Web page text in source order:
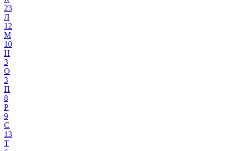
23
Л
12
М
10
Н
3
О
3
П
8
Р
9
С
13
Т